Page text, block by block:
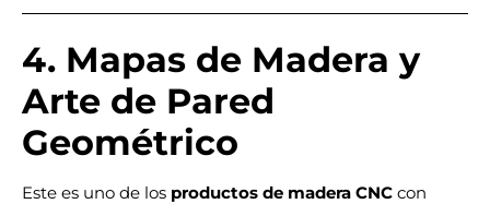
4. Mapas de Madera y
Arte de Pared
Geométrico
Este es uno de los productos de madera CNC con